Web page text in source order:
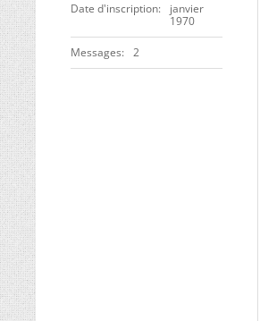
Date d'inscription
janvier
1970
Messages 2